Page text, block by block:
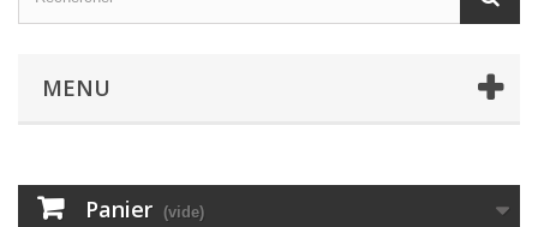
MENU
Panier (vide)